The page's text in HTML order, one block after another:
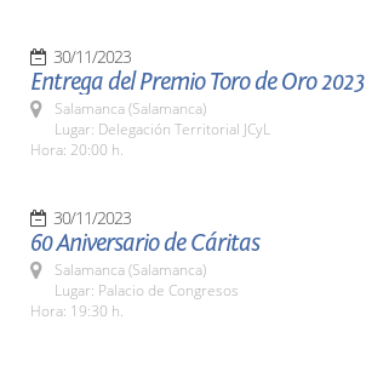
30/11/2023
Entrega del Premio Toro de Oro 2023
Salamanca (Salamanca)
Lugar: Delegación Territorial JCyL
Hora: 20:00 h.
30/11/2023
60 Aniversario de Cáritas
Salamanca (Salamanca)
Lugar: Palacio de Congresos
Hora: 19:30 h.